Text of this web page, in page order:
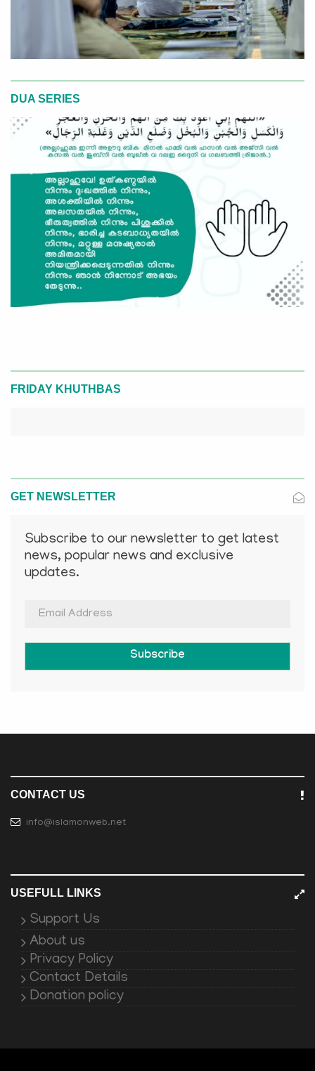
DUA SERIES
FRIDAY KHUTHBAS
GET NEWSLETTER
Subscribe to our newsletter to get latest
news, popular news and exclusive
updates.
Subscribe
CONTACT US
info@islamonweb.net
USEFULL LINKS
Support Us
About us
Privacy Policy
Contact Details
Donation policy